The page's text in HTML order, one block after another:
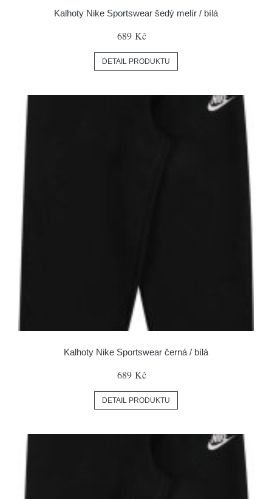
Kalhoty Nike Sportswear šedý melír / bílá
689 Kč
DETAIL PRODUKTU
Kalhoty Nike Sportswear černá / bílá
689 Kč
DETAIL PRODUKTU